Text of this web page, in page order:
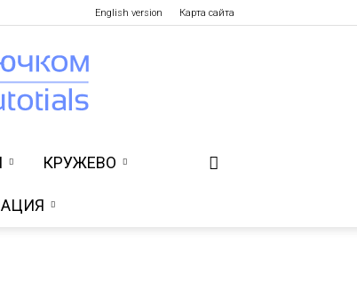
English version Карта сайта
КРУЖЕВО